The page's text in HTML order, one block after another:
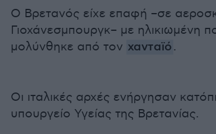
Ο Βρετανός είχε επαφή –σε
Γιοχάνεσμπουργκ– με ηλικιωμένη
μολύνθηκε από τον χανταϊό.
Οι ιταλικές αρχές ενήργησαν
υπουργείο Υγείας της Βρετανίας.